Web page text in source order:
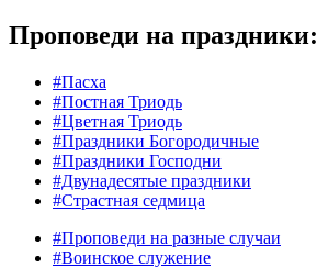
Проповеди на праздники:
#Пасха
#Постная Триодь
#Цветная Триодь
#Праздники Богородичные
#Праздники Господни
#Двунадесятые праздники
#Страстная седмица
#Проповеди на разные случаи
#Воинское служение